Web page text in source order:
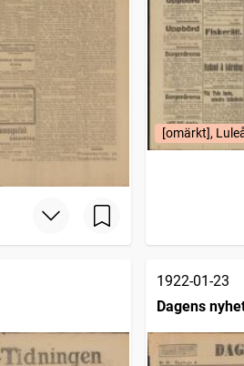
[omärkt],
1922-01-23
Dagens